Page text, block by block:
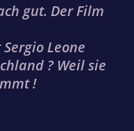
gut. Der Film
Leone
? Weil sie
!